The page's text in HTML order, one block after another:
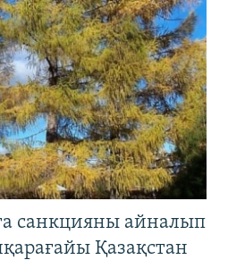
санкцияны айналып
Қазақстан